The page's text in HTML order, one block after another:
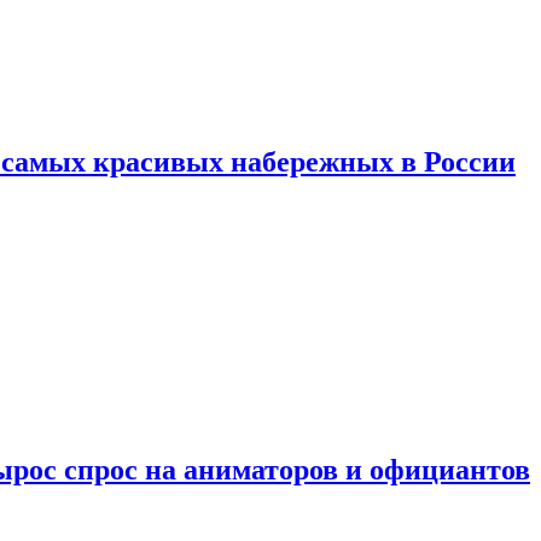
красивых набережных в России
спрос на аниматоров и официантов